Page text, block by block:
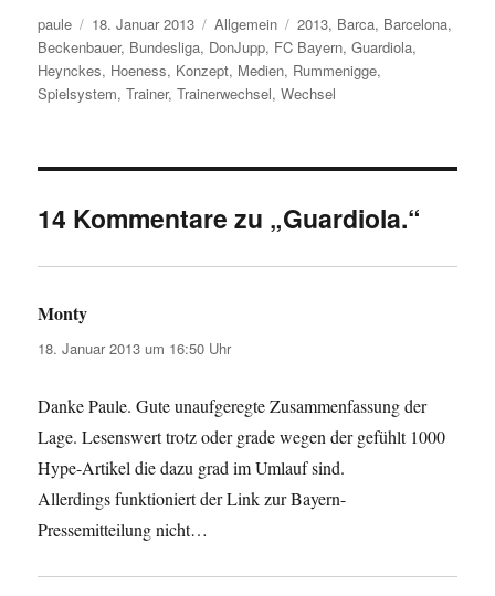
Autor
paule
Veröffentlicht
am
18. Januar 2013 Kategorien
Allgemein Schlagwörter
2013, Barca, Barcelona,
Beckenbauer, Bundesliga, DonJupp, FC Bayern,Guardiola,
Heynckes, Hoeness, Konzept, Medien, Rummenigge,
Spielsystem,Trainer,Trainerwechsel,Wechsel
14 Kommentare zu „Guardiola.“
Monty
18. Januar 2013 um 16:50 Uhr
Danke Paule. Gute unaufgeregte Zusammenfassung der
Lage. Lesenswert trotz oder grade wegen der gefühlt 1000
Hype-Artikel die dazu grad im Umlauf sind.
Allerdings funktioniert der Link zur Bayern-
Pressemitteilung nicht…